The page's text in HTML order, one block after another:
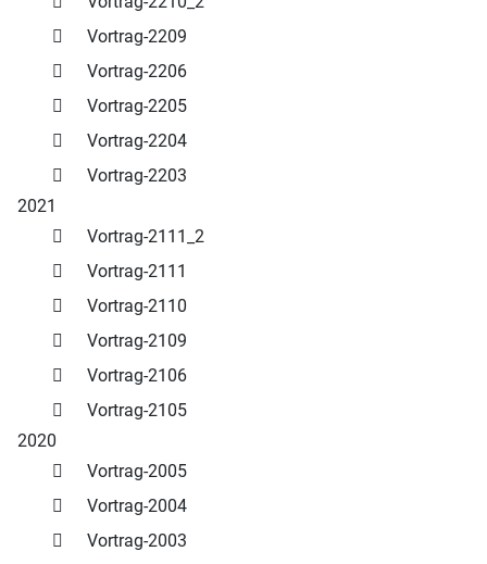
Vortrag-2209
Vortrag-2206
Vortrag-2205
Vortrag-2204
Vortrag-2203
2021
Vortrag-2111_2
Vortrag-2111
Vortrag-2110
Vortrag-2109
Vortrag-2106
Vortrag-2105
2020
Vortrag-2005
Vortrag-2004
Vortrag-2003